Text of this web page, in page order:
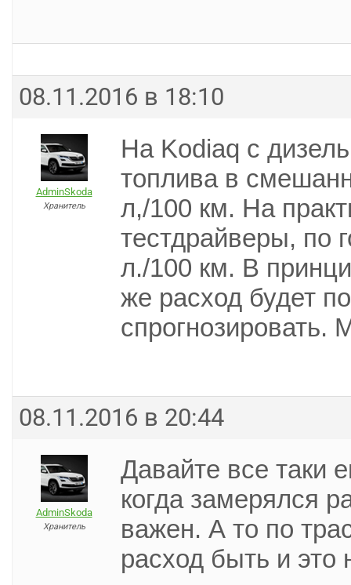
08.11.2016 в 18:10
AdminSkoda
Хранитель
На Kodiaq с
топлива в
л,/100 км. На
тестдрайверы, по
л./100 км. В
же расход будет
08.11.2016 в 20:44
AdminSkoda
Хранитель
Давайте все таки
когда замерялся
важен. А то по
расход быть и это